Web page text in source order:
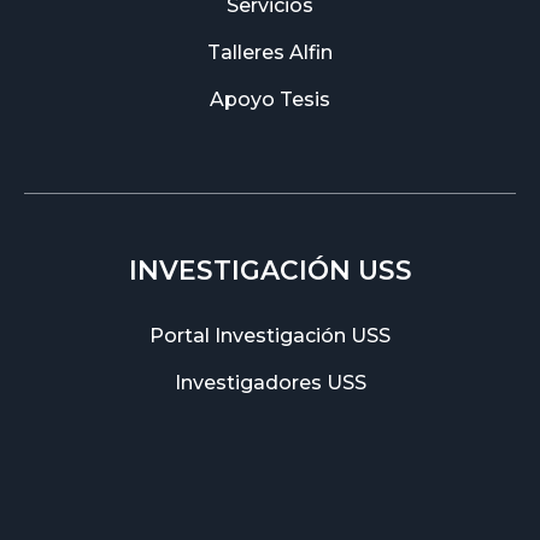
Servicios
Talleres Alfin
Apoyo Tesis
INVESTIGACIÓN USS
Portal Investigación USS
Investigadores USS